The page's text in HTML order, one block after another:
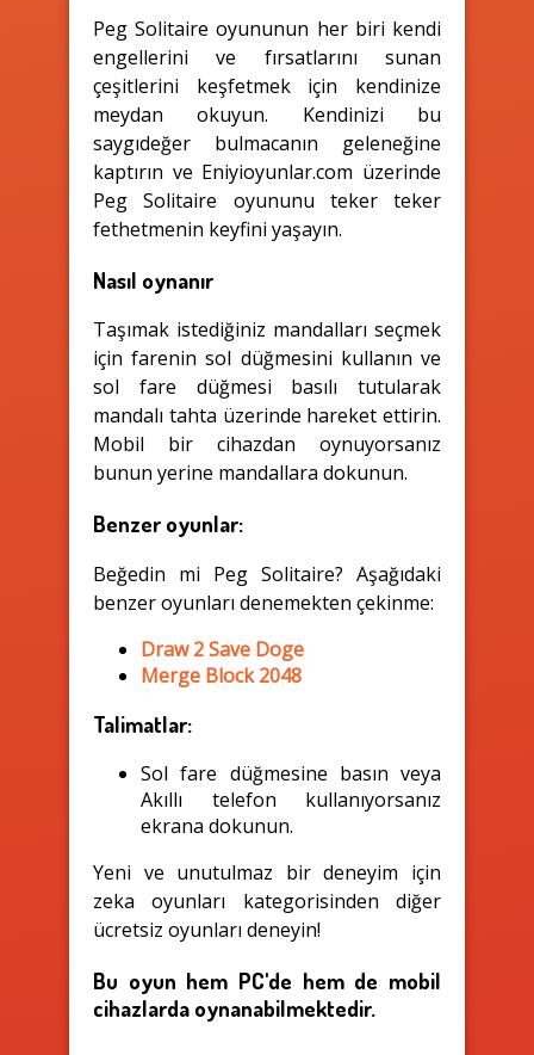
Peg Solitaire oyununun her biri kendi
engellerini ve fırsatlarını sunan
çeşitlerini keşfetmek için kendinize
meydan okuyun. Kendinizi bu
saygıdeğer bulmacanın geleneğine
kaptırın ve Eniyioyunlar.com üzerinde
Peg Solitaire oyununu teker teker
fethetmenin keyfini yaşayın.
Nasıl oynanır
Taşımak istediğiniz mandalları seçmek
için farenin sol düğmesini kullanın ve
sol fare düğmesi basılı tutularak
mandalı tahta üzerinde hareket ettirin.
Mobil bir cihazdan oynuyorsanız
bunun yerine mandallara dokunun.
Benzer oyunlar:
Beğedin mi Peg Solitaire? Aşağıdaki
benzer oyunları denemekten çekinme:
Draw 2 Save Doge
Merge Block 2048
Talimatlar:
Sol fare düğmesine basın veya
Akıllı telefon kullanıyorsanız
ekrana dokunun.
Yeni ve unutulmaz bir deneyim için
zeka oyunları kategorisinden diğer
ücretsiz oyunları deneyin!
Bu oyun hem PC'de hem de mobil
cihazlarda oynanabilmektedir.